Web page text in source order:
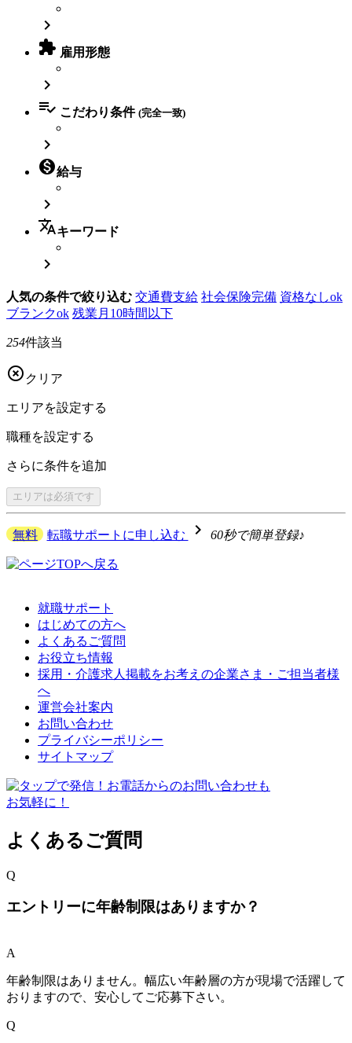

 雇用形態

 こだわり条件 (完全一致)

給与

translateキーワード

人気の条件で絞り込む 交通費支給 社会保険完備 資格なしok
ブランクok 残業月10時間以下
254件該当
 クリア
エリアを設定する
職種を設定する
さらに条件を追加
エリアは必須です
無料 転職サポートに申し込む navigate_next 60秒で簡単登録♪
就職サポート
はじめての方へ
よくあるご質問
お役立ち情報
採用・介護求人掲載をお考えの企業さま・ご担当者様
へ
運営会社案内
お問い合わせ
プライバシーポリシー
サイトマップ
よくあるご質問
Q
エントリーに年齢制限はありますか？
A
年齢制限はありません。幅広い年齢層の方が現場で活躍して
おりますので、安心してご応募下さい。
Q